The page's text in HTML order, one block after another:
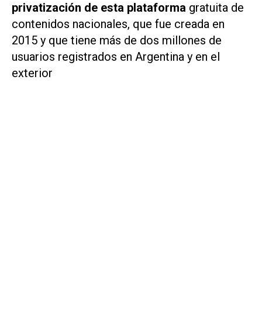
privatización de esta plataforma gratuita de
contenidos nacionales, que fue creada en
2015 y que tiene más de dos millones de
usuarios registrados en Argentina y en el
exterior